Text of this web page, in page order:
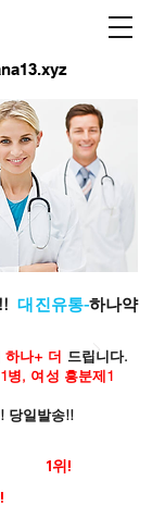
대진유통-하나약
하나+ 더 드립니다.
병, 여성 흥분제1
당일발송!!
1위!